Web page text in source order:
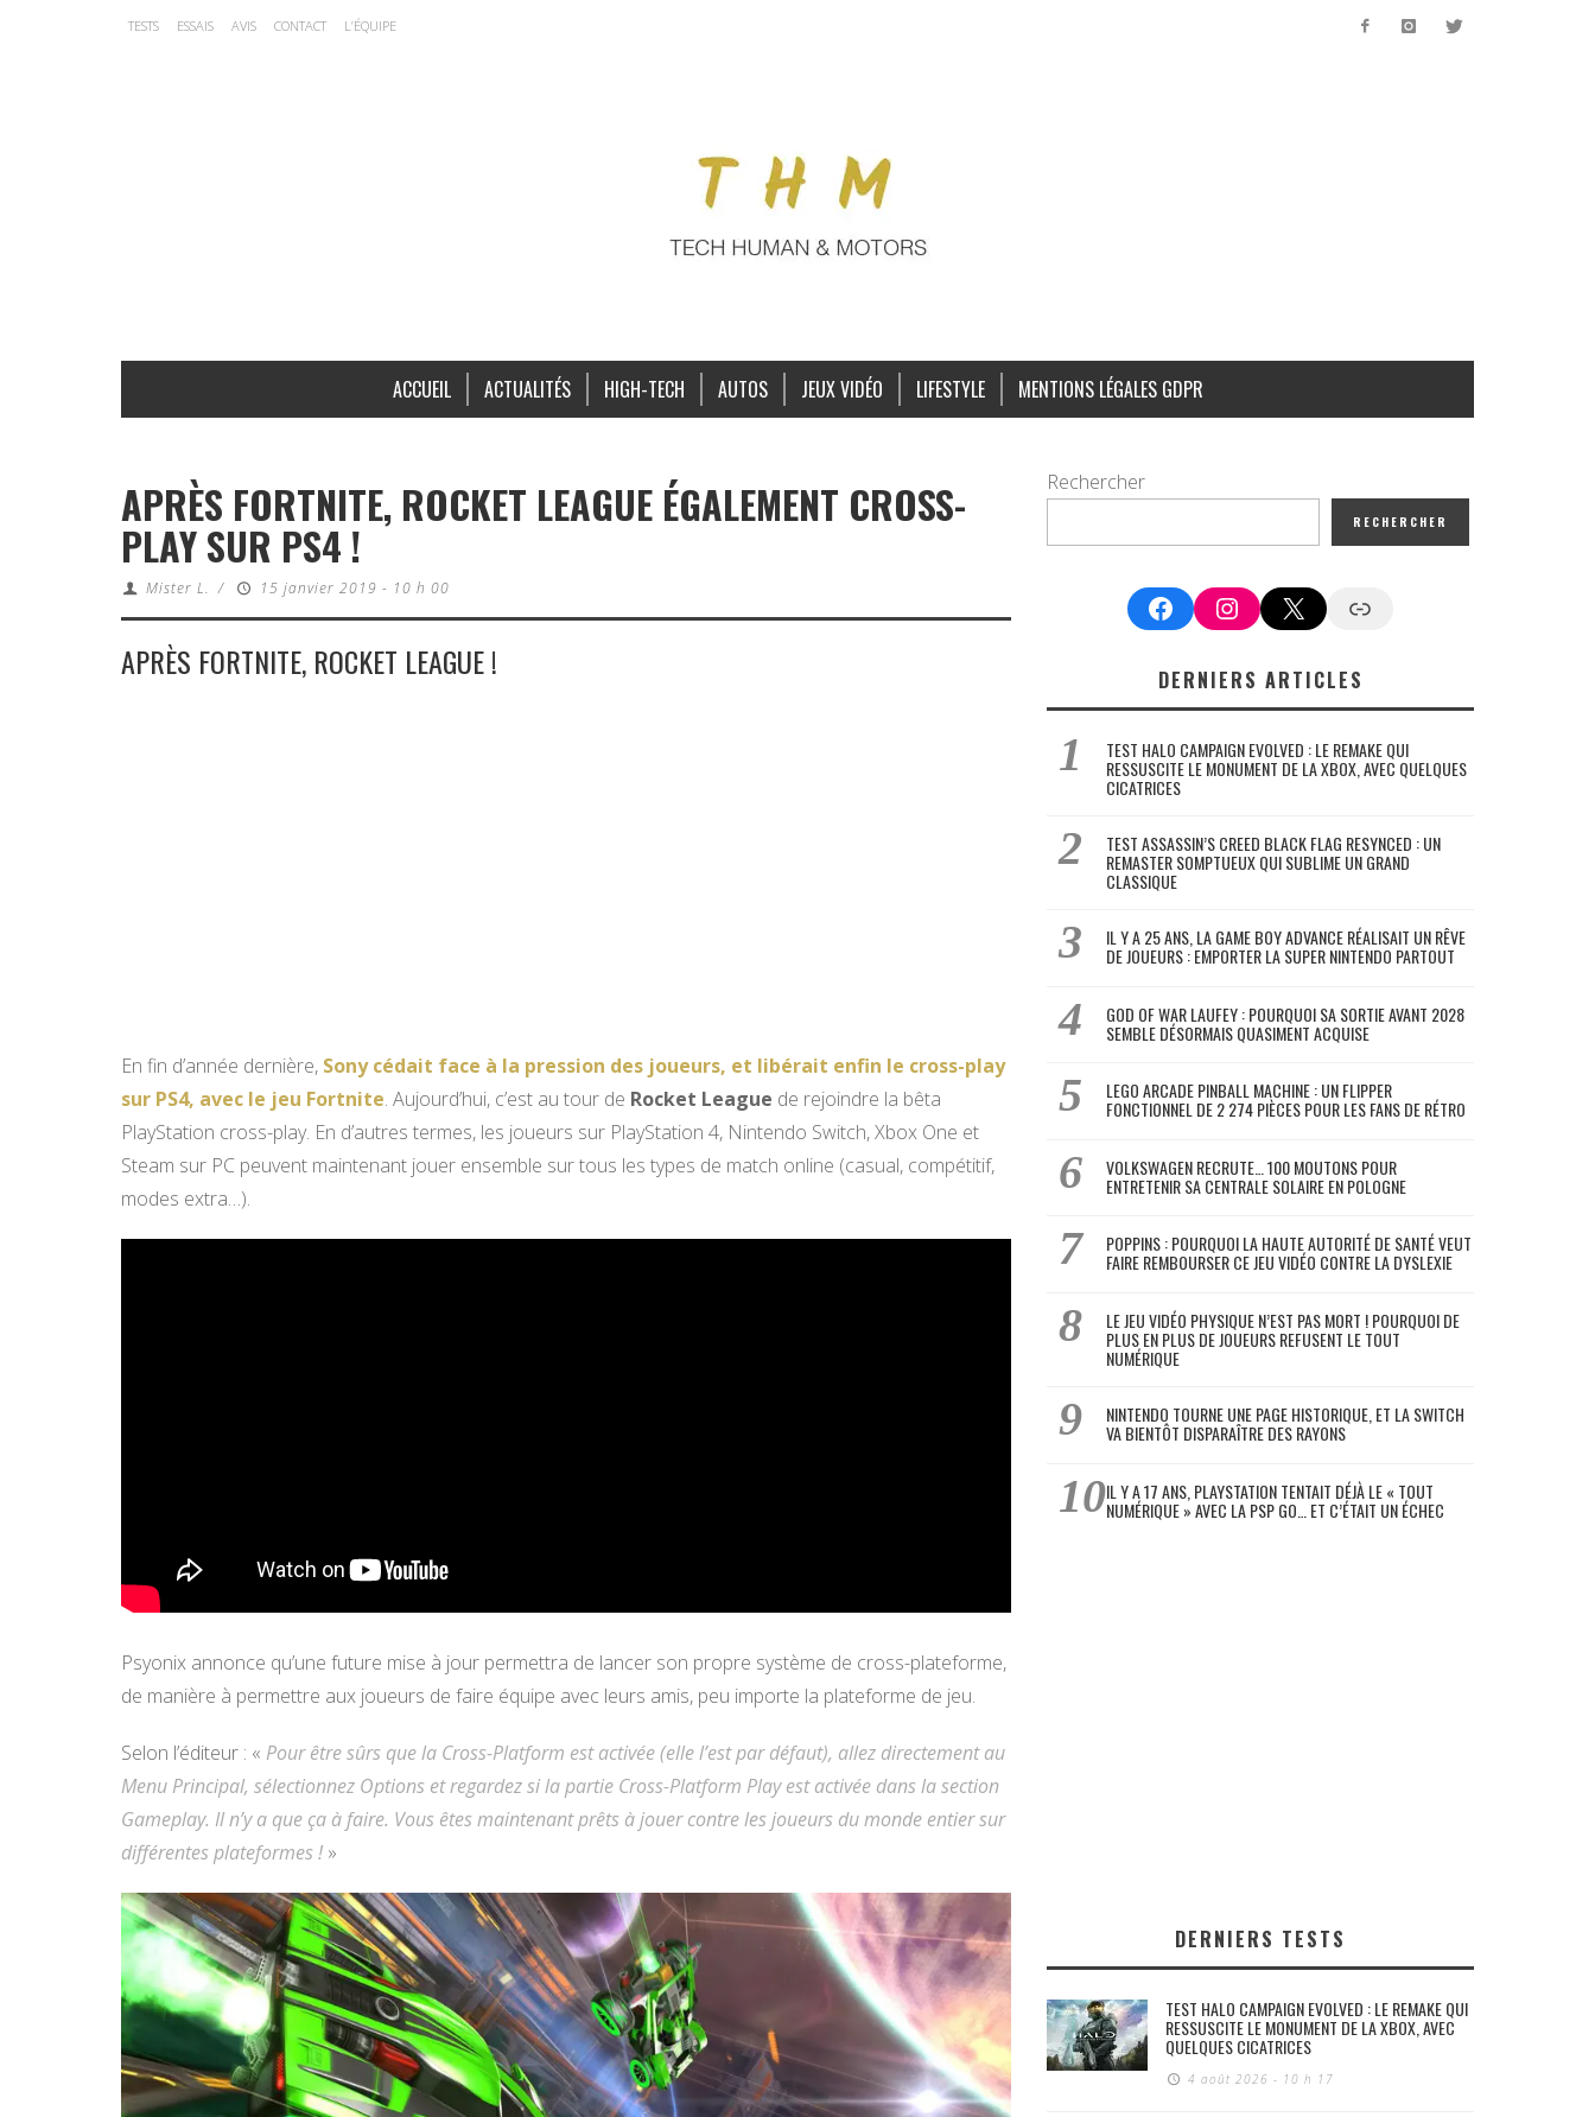
TESTS ESSAIS AVIS CONTACT L’ÉQUIPE
ACCUEIL ACTUALITÉS HIGH-TECH AUTOS JEUX VIDÉO LIFESTYLE MENTIONS LÉGALES GDPR
APRÈS FORTNITE, ROCKET LEAGUE ÉGALEMENT CROSS-
PLAY SUR PS4 !
Mister L. / 15 janvier 2019 - 10 h 00
APRÈS FORTNITE, ROCKET LEAGUE !
En fin d’année dernière, Sony cédait face à la pression des joueurs, et libérait enfin le cross-play
sur PS4, avec le jeu Fortnite. Aujourd’hui, c’est au tour de Rocket League de rejoindre la bêta
PlayStation cross-play. En d’autres termes, les joueurs sur PlayStation 4, Nintendo Switch, Xbox One et
Steam sur PC peuvent maintenant jouer ensemble sur tous les types de match online (casual, compétitif,
modes extra…).
Psyonix annonce qu’une future mise à jour permettra de lancer son propre système de cross-plateforme,
de manière à permettre aux joueurs de faire équipe avec leurs amis, peu importe la plateforme de jeu.
Selon l’éditeur : « Pour être sûrs que la Cross-Platform est activée (elle l’est par défaut), allez directement au
Menu Principal, sélectionnez Options et regardez si la partie Cross-Platform Play est activée dans la section
Gameplay. Il n’y a que ça à faire. Vous êtes maintenant prêts à jouer contre les joueurs du monde entier sur
différentes plateformes ! »
Rechercher
RECHERCHER
FacebookInstagram
X Google News
DERNIERS ARTICLES
TEST HALO CAMPAIGN EVOLVED : LE REMAKE QUI
RESSUSCITE LE MONUMENT DE LA XBOX, AVEC QUELQUES
CICATRICES
TEST ASSASSIN’S CREED BLACK FLAG RESYNCED : UN
REMASTER SOMPTUEUX QUI SUBLIME UN GRAND
CLASSIQUE
IL Y A 25 ANS, LA GAME BOY ADVANCE RÉALISAIT UN RÊVE
DE JOUEURS : EMPORTER LA SUPER NINTENDO PARTOUT
GOD OF WAR LAUFEY : POURQUOI SA SORTIE AVANT 2028
SEMBLE DÉSORMAIS QUASIMENT ACQUISE
LEGO ARCADE PINBALL MACHINE : UN FLIPPER
FONCTIONNEL DE 2 274 PIÈCES POUR LES FANS DE RÉTRO
VOLKSWAGEN RECRUTE… 100 MOUTONS POUR
ENTRETENIR SA CENTRALE SOLAIRE EN POLOGNE
POPPINS : POURQUOI LA HAUTE AUTORITÉ DE SANTÉ VEUT
FAIRE REMBOURSER CE JEU VIDÉO CONTRE LA DYSLEXIE
LE JEU VIDÉO PHYSIQUE N’EST PAS MORT ! POURQUOI DE
PLUS EN PLUS DE JOUEURS REFUSENT LE TOUT
NUMÉRIQUE
NINTENDO TOURNE UNE PAGE HISTORIQUE, ET LA SWITCH
VA BIENTÔT DISPARAÎTRE DES RAYONS
IL Y A 17 ANS, PLAYSTATION TENTAIT DÉJÀ LE « TOUT
NUMÉRIQUE » AVEC LA PSP GO… ET C’ÉTAIT UN ÉCHEC
DERNIERS TESTS
TEST HALO CAMPAIGN EVOLVED : LE REMAKE QUI
RESSUSCITE LE MONUMENT DE LA XBOX, AVEC
QUELQUES CICATRICES
4 août 2026 - 10 h 17